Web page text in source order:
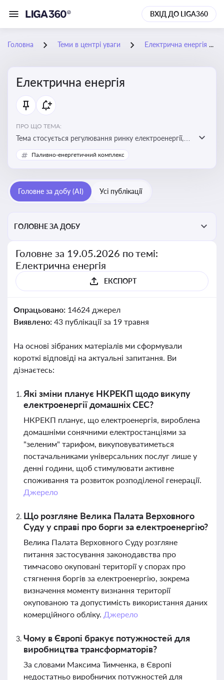
ВХІД ДО LIGA360
Головна Теми в центрі уваги Електрична енергія
Електрична енергія
ПРО ЩО ТЕМА:
Тема стосується регулювання ринку електроенергії,
включаючи її виробництво, постачання та фінансові
стимули для відновлюваної енергетики
Паливно-енергетичний комплекс
Головне за добу (AI) Усі публікації
ГОЛОВНЕ ЗА ДОБУ
Головне за 19.05.2026 по темі:
Електрична енергія
ЕКСПОРТ
Опрацьовано: 14624 джерел
Виявлено: 43 публікації за 19 травня
На основі зібраних матеріалів ми сформували
короткі відповіді на актуальні запитання. Ви
дізнаєтесь:
Які зміни планує НКРЕКП щодо викупу
електроенергії домашніх СЕС?
НКРЕКП планує, що електроенергія, вироблена
домашніми сонячними електростанціями за
"зеленим" тарифом, викуповуватиметься
постачальниками універсальних послуг лише у
денні години, щоб стимулювати активне
споживання та розвиток розподіленої генерації.
Джерело
Що розгляне Велика Палата Верховного
Суду у справі про борги за електроенергію?
Велика Палата Верховного Суду розгляне
питання застосування законодавства про
тимчасово окуповані території у спорах про
стягнення боргів за електроенергію, зокрема
визначення моменту визнання території
окупованою та допустимість використання даних
комерційного обліку. Джерело
Чому в Європі бракує потужностей для
виробництва трансформаторів?
За словами Максима Тимченка, в Європі
недостатньо виробничих потужностей для